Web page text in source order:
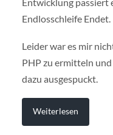
Entwicklung passiert
Endlosschleife Endet.
Leider war es mir
PHP zu ermitteln
dazu ausgespuckt.
Weiterlesen